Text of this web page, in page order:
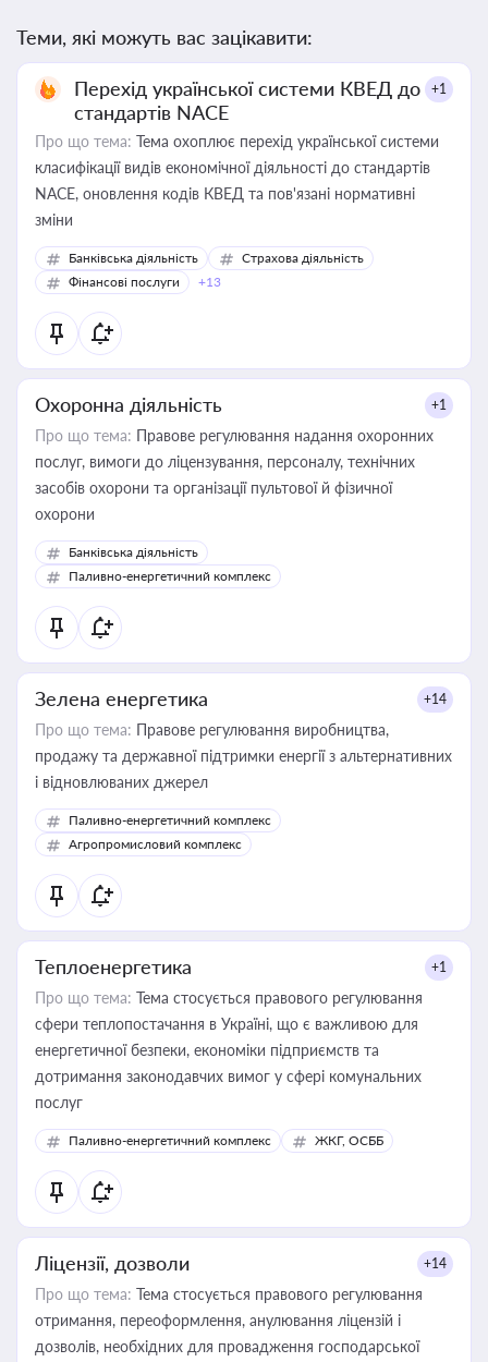
Теми, які можуть вас зацікавити:
Перехід української системи КВЕД до
стандартів NACE
+1
Про що тема: Тема охоплює перехід української системи
класифікації видів економічної діяльності до стандартів
NACE, оновлення кодів КВЕД та пов'язані нормативні
зміни
Банківська діяльність
Страхова діяльність
Фінансові послуги
+13
Охоронна діяльність +1
Про що тема: Правове регулювання надання охоронних
послуг, вимоги до ліцензування, персоналу, технічних
засобів охорони та організації пультової й фізичної
охорони
Банківська діяльність
Паливно-енергетичний комплекс
Зелена енергетика +14
Про що тема: Правове регулювання виробництва,
продажу та державної підтримки енергії з альтернативних
і відновлюваних джерел
Паливно-енергетичний комплекс
Агропромисловий комплекс
Теплоенергетика +1
Про що тема: Тема стосується правового регулювання
сфери теплопостачання в Україні, що є важливою для
енергетичної безпеки, економіки підприємств та
дотримання законодавчих вимог у сфері комунальних
послуг
Паливно-енергетичний комплекс ЖКГ, ОСББ
Ліцензії, дозволи +14
Про що тема: Тема стосується правового регулювання
отримання, переоформлення, анулювання ліцензій і
дозволів, необхідних для провадження господарської